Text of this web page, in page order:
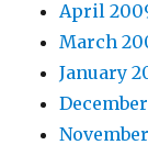
April
March
January